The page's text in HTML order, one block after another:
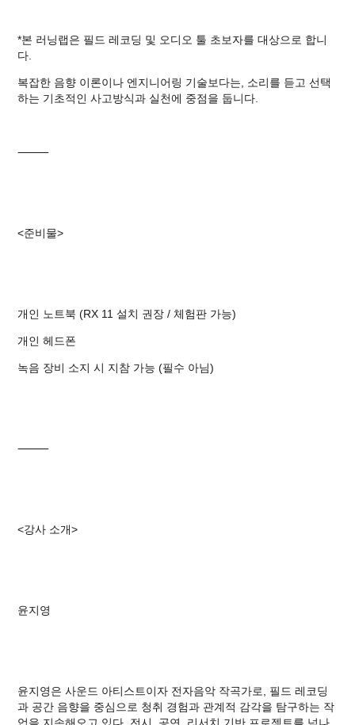
*본 러닝랩은 필드 레코딩 및 오디오 툴 초보자를 대상으로 합니
다.
복잡한 음향 이론이나 엔지니어링 기술보다는, 소리를 듣고 선택
하는 기초적인 사고방식과 실천에 중점을 둡니다.
⸻
<준비물>
개인 노트북 (RX 11 설치 권장 / 체험판 가능)
개인 헤드폰
녹음 장비 소지 시 지참 가능 (필수 아님)
⸻
<강사 소개>
윤지영
윤지영은 사운드 아티스트이자 전자음악 작곡가로, 필드 레코딩
과 공간 음향을 중심으로 청취 경험과 관계적 감각을 탐구하는 작